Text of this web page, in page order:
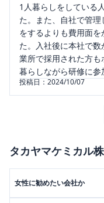
1人暮らしをしている
た。また、自社で管
をするよりも費用面
た。入社後に本社で
業所で採用された方
暮らしながら研修に参
投稿日：2024/10/07
タカヤマケミカル
女性に勧めたい会社か